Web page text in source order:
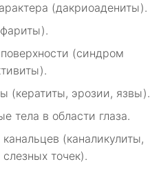
(дакриоадениты).
(синдром
(кератиты, эрозии, язвы).
тела в области глаза.
(каналикулиты,
точек).